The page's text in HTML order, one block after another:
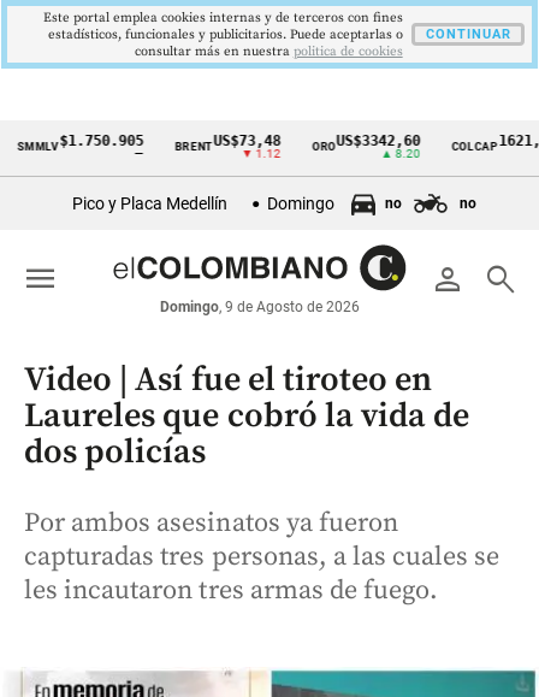
Cintillo
económicos
Colombia
$1.750.905 BRENT US$73,48
▼ 1.12
ORO US$3342,60 COLCAP1621,34
Pico y Placa Medellín Domingo no no
person search
Domingo, 9 de Agosto de 2026
menu
Video | Así fue el tiroteo en
Laureles que cobró la vida de
dos policías
Por ambos asesinatos ya fueron
capturadas tres personas, a las cuales se
les incautaron tres armas de fuego.
Este portal emplea cookies internas y de terceros con fines
estadísticos, funcionales y publicitarios. Puede aceptarlas o
consultar más en nuestra politica de cookies
CONTINUAR